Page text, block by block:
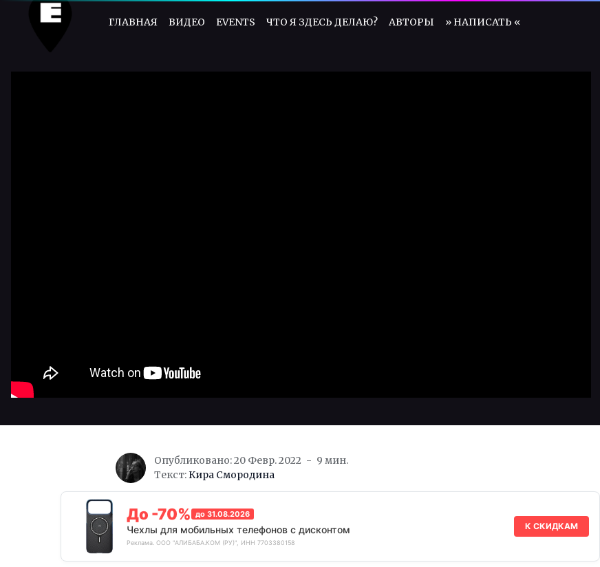
ГЛАВНАЯ ВИДЕО EVENTS ЧТО Я ЗДЕСЬ ДЕЛАЮ? АВТОРЫ » НАПИСАТЬ «
Опубликовано: 20 Февр. 2022
9 мин.
Текст: Кира Смородина
До -70% до 31.08.2026
Чехлы для мобильных телефонов с дисконтом
Реклама. ООО "АЛИБАБА.КОМ (РУ)", ИНН 7703380158
К СКИДКАМ